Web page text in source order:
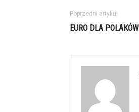
Poprzedni artykuł
EURO DLA POLAKÓW